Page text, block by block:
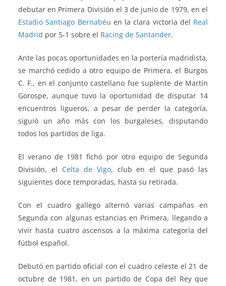
debutar en Primera División el 3 de junio de 1979, en el
Estadio Santiago Bernabéu en la clara victoria del Real
Madrid por 5-1 sobre el Racing de Santander.
Ante las pocas oportunidades en la portería madridista,
se marchó cedido a otro equipo de Primera, el Burgos
C. F., en el conjunto castellano fue suplente de Martín
Gorospe, aunque tuvo la oportunidad de disputar 14
encuentros ligueros, a pesar de perder la categoría,
siguió un año más con los burgaleses, disputando
todos los partidos de liga.
El verano de 1981 fichó por otro equipo de Segunda
División, el Celta de Vigo, club en el que pasó las
siguientes doce temporadas, hasta su retirada.
Con el cuadro gallego alternó varias campañas en
Segunda con algunas estancias en Primera, llegando a
vivir hasta cuatro ascensos a la máxima categoría del
fútbol español.
Debutó en partido oficial con el cuadro celeste el 21 de
octubre de 1981, en un partido de Copa del Rey que